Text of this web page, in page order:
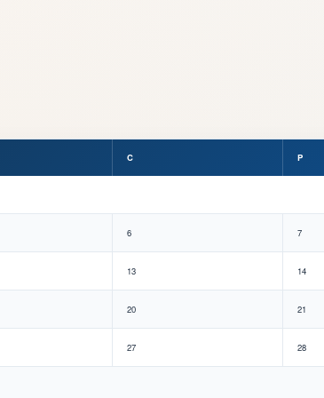
C P
6 7
13 14
20 21
27 28